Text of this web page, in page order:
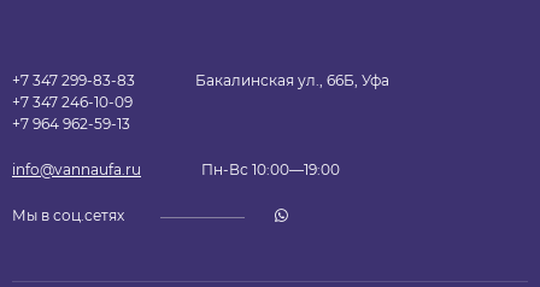
+7 347 299-83-83
+7 347 246-10-09
+7 964 962-59-13
Бакалинская ул., 66Б, Уфа
info@vannaufa.ru Пн-Вс 10:00—19:00
Мы в соц.сетях